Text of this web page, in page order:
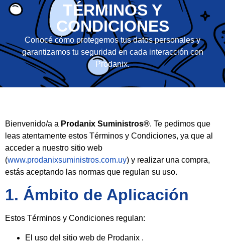
TÉRMINOS Y
CONDICIONES
Conocé cómo protegemos tus datos personales y
garantizamos tu seguridad en cada interacción con
Prodanix.
Bienvenido/a a Prodanix Suministros®. Te pedimos que
leas atentamente estos Términos y Condiciones, ya que al
acceder a nuestro sitio web
(www.prodanixsuministros.com.uy) y realizar una compra,
estás aceptando las normas que regulan su uso.
1. Ámbito de Aplicación
Estos Términos y Condiciones regulan:
El uso del sitio web de Prodanix .